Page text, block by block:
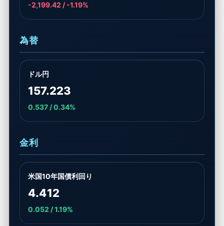
-2,199.42 / -1.19%
為替
ドル円
157.223
0.537 / 0.34%
金利
米国10年国債利回り
4.412
0.052 / 1.19%